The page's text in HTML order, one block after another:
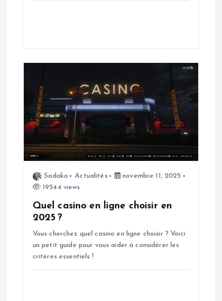
e
Sadako Actualités
novembre 11, 2025
19544 views
Quel casino en ligne choisir en
2025 ?
Vous cherchez quel casino en ligne choisir ? Voici
un petit guide pour vous aider à considérer les
critères essentiels !